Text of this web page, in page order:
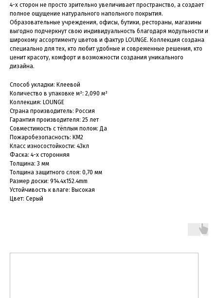
4-х сторон не просто зрительно увеличивает пространство, а создает
полное ощущение натурального напольного покрытия.
Образовательные учреждения, офисы, бутики, рестораны, магазины
выгодно подчеркнут свою индивидуальность благодаря модульности и
широкому ассортименту цветов и фактур LOUNGE. Коллекция создана
специально для тех, кто любит удобные и современные решения, кто
ценит красоту, комфорт и возможности создания уникального
дизайна.
Способ укладки: Клеевой
Количество в упаковке м²: 2,090 м²
Коллекция: LOUNGE
Страна производитель: Россия
Гарантия производителя: 25 лет
Совместимость с тёплым полом: Да
Пожаробезопасность: КМ2
Класс износостойкости: 43кл
Фаска: 4-х сторонняя
Толщина: 3 мм
Толщина защитного слоя: 0,70 мм
Размер доски: 914.4x152.4mm
Устойчивость к влаге: Высокая
Цвет: Серый